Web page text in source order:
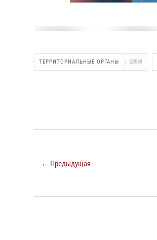
ТЕРРИТОРИАЛЬНЫЕ ОРГАНЫ 28589
← Предыдущая